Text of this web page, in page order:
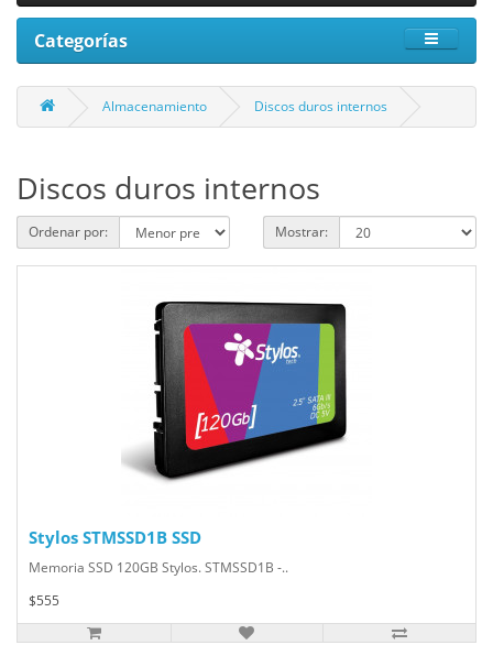
Categorías
Almacenamiento Discos duros internos
Discos duros internos
Ordenar por: Mostrar:
Stylos STMSSD1B SSD
Memoria SSD 120GB Stylos. STMSSD1B -..
$555